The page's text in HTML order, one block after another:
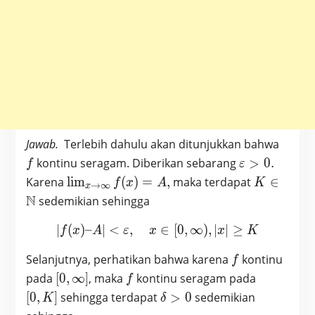
Jawab. Terlebih dahulu akan ditunjukkan bahwa
fkontinu seragam. Diberikan sebarang\varepsilon
> 0.
ε > 0.
Karena \lim_{x
\to
f(x) =
limx→∞ f(x) = A, maka terdapat K \in
K ∈
Nsedemikian sehingga
| f(x) – A | <
f(x)–A∣ < ε, x ∈ 0, ∞), ∣x ≥ K
Selanjutnya, perhatikan bahwa karena ffkontinu
pada [0,\infty]
0, ∞ , maka ff kontinu seragam pada
0, K sehingga terdapat\delta
δ > 0 sedemikian